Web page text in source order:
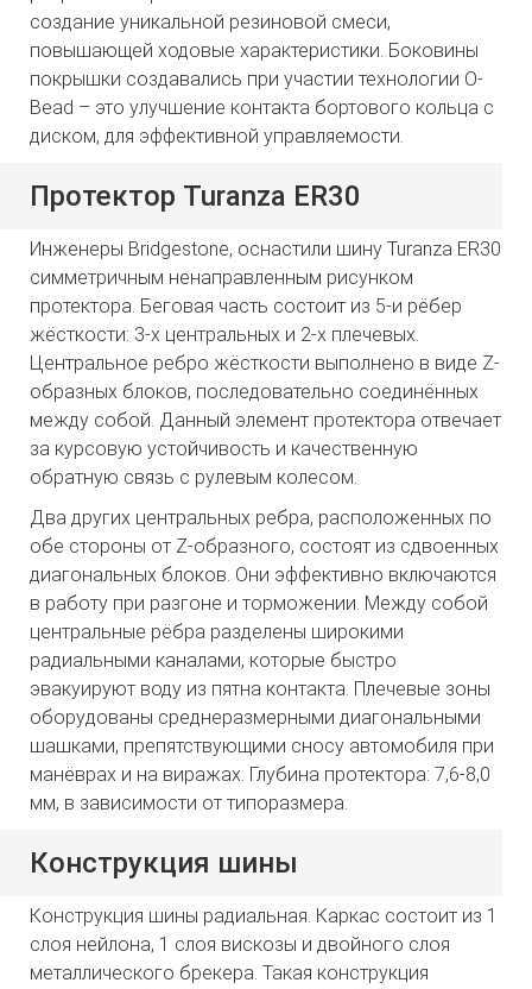
создание уникальной резиновой смеси,
повышающей ходовые характеристики. Боковины
покрышки создавались при участии технологии O-
Bead – это улучшение контакта бортового кольца с
диском, для эффективной управляемости.
Протектор Turanza ER30
Инженеры Bridgestone, оснастили шину Turanza ER30
симметричным ненаправленным рисунком
протектора. Беговая часть состоит из 5-и рёбер
жёсткости: 3-х центральных и 2-х плечевых.
Центральное ребро жёсткости выполнено в виде Z-
образных блоков, последовательно соединённых
между собой. Данный элемент протектора отвечает
за курсовую устойчивость и качественную
обратную связь с рулевым колесом.
Два других центральных ребра, расположенных по
обе стороны от Z-образного, состоят из сдвоенных
диагональных блоков. Они эффективно включаются
в работу при разгоне и торможении. Между собой
центральные рёбра разделены широкими
радиальными каналами, которые быстро
эвакуируют воду из пятна контакта. Плечевые зоны
оборудованы среднеразмерными диагональными
шашками, препятствующими сносу автомобиля при
манёврах и на виражах. Глубина протектора: 7,6-8,0
мм, в зависимости от типоразмера.
Конструкция шины
Конструкция шины радиальная. Каркас состоит из 1
слоя нейлона, 1 слоя вискозы и двойного слоя
металлического брекера. Такая конструкция